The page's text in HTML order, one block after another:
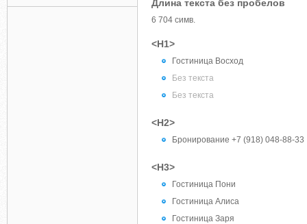
Длина текста без пробелов
6 704 симв.
<H1>
Гостиница Восход
Без текста
Без текста
<H2>
Бронирование +7 (918) 048-88-33
<H3>
Гостиница Пони
Гостиница Алиса
Гостиница Заря